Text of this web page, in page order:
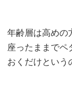
年齢層は高めの
座ったままでペ
おくだけという